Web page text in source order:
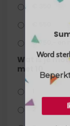
€ 750,- en
Wat is je
met 10
2
Word